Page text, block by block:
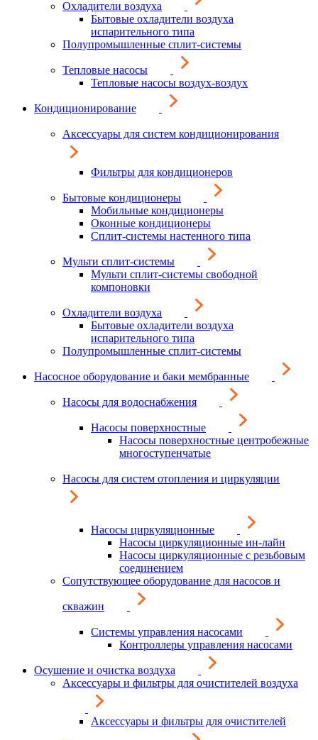
Охладители воздуха
Бытовые охладители воздуха
испарительного типа
Полупромышленные сплит-системы
Тепловые насосы
Тепловые насосы воздух-воздух
Кондиционирование
Аксессуары для систем кондиционирования
Фильтры для кондиционеров
Бытовые кондиционеры
Мобильные кондиционеры
Оконные кондиционеры
Сплит-системы настенного типа
Мульти сплит-системы
Мульти сплит-системы свободной
компоновки
Охладители воздуха
Бытовые охладители воздуха
испарительного типа
Полупромышленные сплит-системы
Насосное оборудование и баки мембранные
Насосы для водоснабжения
Насосы поверхностные
Насосы поверхностные центробежные
многоступенчатые
Насосы для систем отопления и циркуляции
Насосы циркуляционные
Насосы циркуляционные ин-лайн
Насосы циркуляционные с резьбовым
соединением
Сопутствующее оборудование для насосов и
скважин
Системы управления насосами
Контроллеры управления насосами
Осушение и очистка воздуха
Аксессуары и фильтры для очистителей воздуха
Аксессуары и фильтры для очистителей